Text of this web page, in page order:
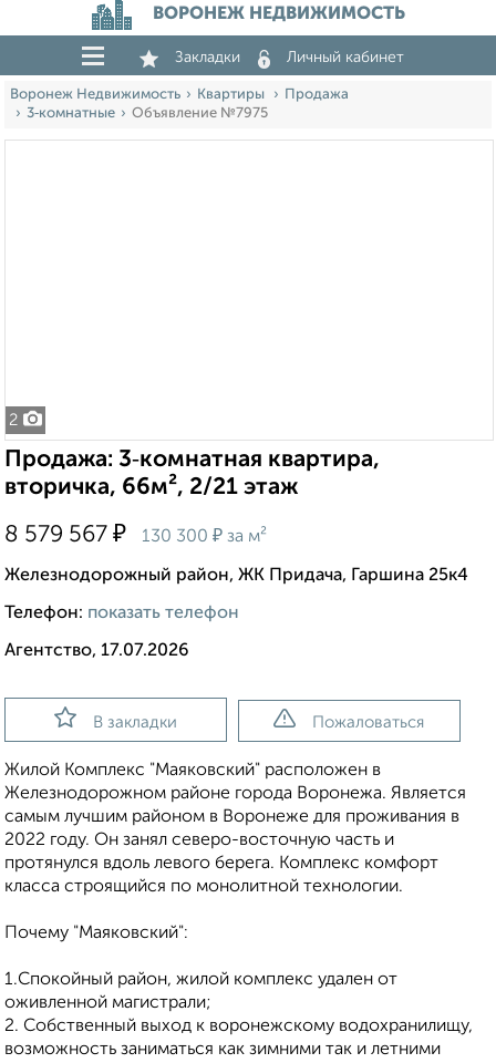
ВОРОНЕЖ НЕДВИЖИМОСТЬ
Закладки Личный кабинет
Воронеж Недвижимость Квартиры
Продажа
3‑комнатные
Объявление №7975
2
Продажа: 3‑комнатная квартира,
вторичка, 66м², 2/21 этаж
8 579 567 ₽ 130 300 ₽ за м²
Железнодорожный район, ЖК Придача, Гаршина 25к4
Телефон: показать телефон
Агентство, 17.07.2026
В закладки Пожаловаться
Жилой Комплекс "Маяковский" расположен в
Железнодорожном районе города Воронежа. Является
самым лучшим районом в Воронеже для проживания в
2022 году. Он занял северо-восточную часть и
протянулся вдоль левого берега. Комплекс комфорт
класса строящийся по монолитной технологии.
Почему "Маяковский":
1.Спокойный район, жилой комплекс удален от
оживленной магистрали;
2. Собственный выход к воронежскому водохранилищу,
возможность заниматься как зимними так и летними